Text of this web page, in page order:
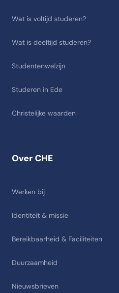
Over CHE
Werken bij
Identiteit & missie
Bereikbaarheid & Faciliteiten
Duurzaamheid
Nieuwsbrieven
Wat is voltijd studeren?
Wat is deeltijd studeren?
Studentenwelzijn
Studeren in Ede
Christelijke waarden